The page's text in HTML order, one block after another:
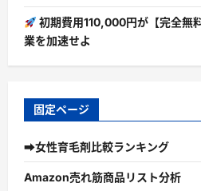
初期費用110,000円が【完全無
業を加速せよ
固定ページ
➡女性育毛剤比較ランキング
Amazon売れ筋商品リスト分析